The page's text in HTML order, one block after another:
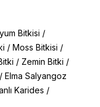
Bitkisi /
/Moss Bitkisi /
/ Zemin Bitki /
/Elma Salyangoz
Karides /